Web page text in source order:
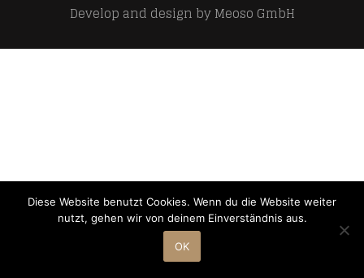
Develop and design byMeoso GmbH
Diese Website benutzt Cookies. Wenn du die Website weiter
nutzt, gehen wir von deinem Einverständnis aus.
OK